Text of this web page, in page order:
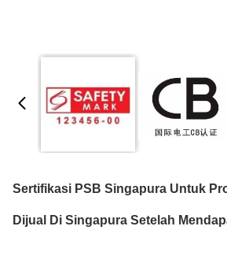
Sertifikasi PSB Singapura Untuk
Dijual Di Singapura Setelah